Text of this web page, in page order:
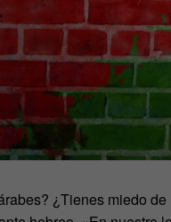
¿Tienes miedo